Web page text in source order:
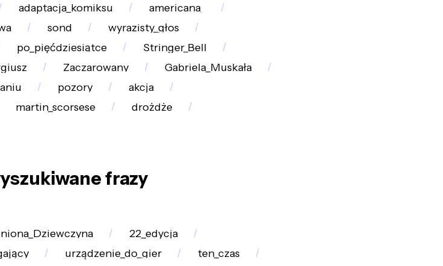
adaptacja_komiksu
americana_
sond
wyrazisty_głos
po_pięćdziesiątce
Stringer_Bell
Zaczarowany
Gabriela_Muskała
pozory
akcja
martin_scorsese
drożdże
frazy
22_edycja
urządzenie_do_gier
ten_czas